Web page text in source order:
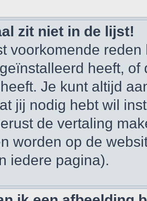
zit niet in de lijst!
voorkomende
heeft,
Je kunt altijd
jij nodig hebt wil
de vertaling
worden op de
iedere pagina).